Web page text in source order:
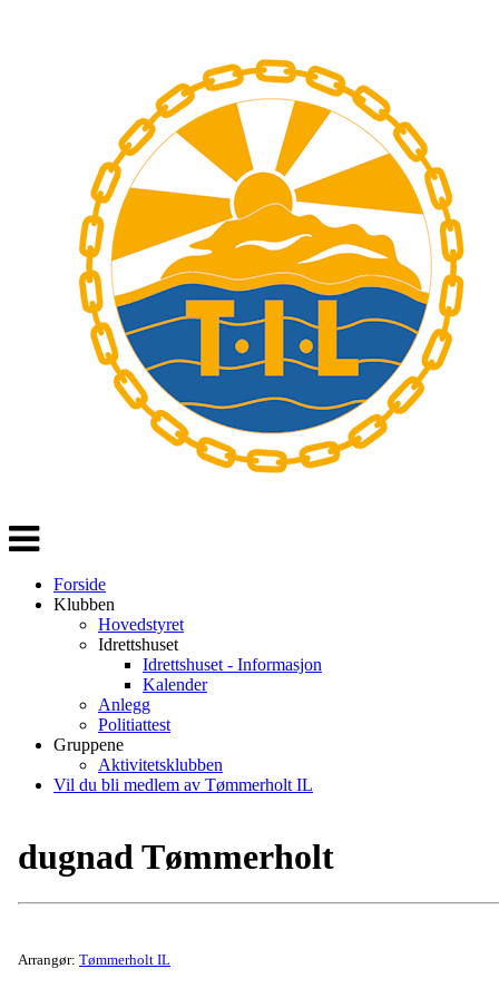
Veksle
navigasjon
Forside
Klubben
Hovedstyret
Idrettshuset
Idrettshuset - Informasjon
Kalender
Anlegg
Politiattest
Gruppene
Aktivitetsklubben
Vil du bli medlem av Tømmerholt IL
dugnad Tømmerholt
Arrangør: Tømmerholt IL